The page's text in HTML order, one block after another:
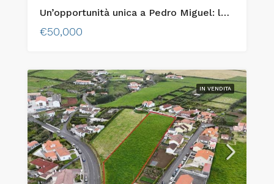
Un’opportunità unica a Pedro Miguel: lotto urbano con vista mozzafiato sull’isola di Pico!
€50,000
IN VENDITA